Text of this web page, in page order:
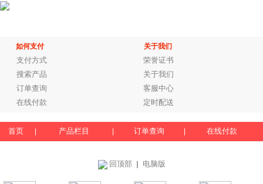
如何支付 关于我们
支付方式
荣誉证书
搜索产品
关于我们
订单查询
客服中心
在线付款
定时配送
首页 产品栏目 订单查询 在线付款
回顶部 电脑版